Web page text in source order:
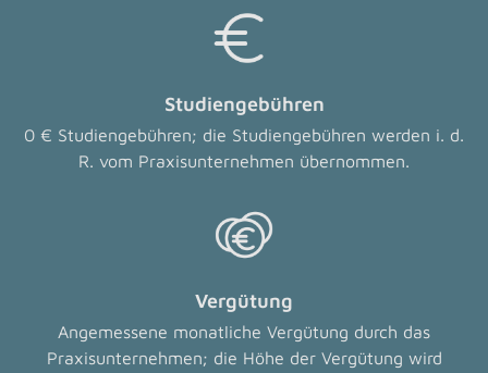
Studiengebühren
0 € Studiengebühren; die Studiengebühren werden i. d.
R. vom Praxisunternehmen übernommen.
Vergütung
Angemessene monatliche Vergütung durch das
Praxisunternehmen; die Höhe der Vergütung wird